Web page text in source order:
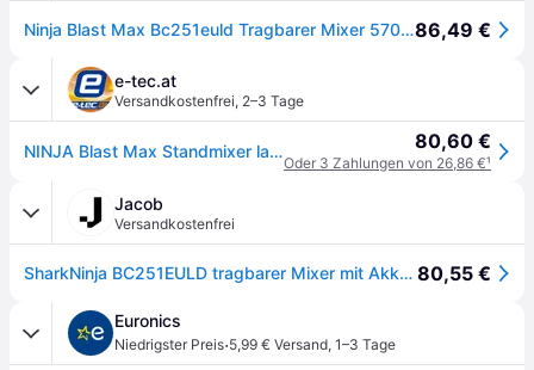
Ninja Blast Max Bc251euld Tragbarer Mixer 570ml Lavendel86,49 €
e-tec.at
Versandkostenfrei, 2–3 Tage
NINJA Blast Max Standmixer lavendel 80,60 €
Oder 3 Zahlungen von 26,86 €¹
Jacob
Versandkostenfrei
SharkNinja BC251EULD tragbarer Mixer mit Akku (BC251EULD) 80,55 €
Euronics
Niedrigster Preis·5,99 € Versand, 1–3 Tage